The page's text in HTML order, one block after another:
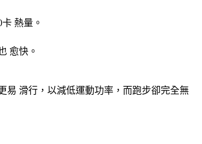
熱量。
愈快。
易 滑行，以減低運動功率，而跑步卻完全無